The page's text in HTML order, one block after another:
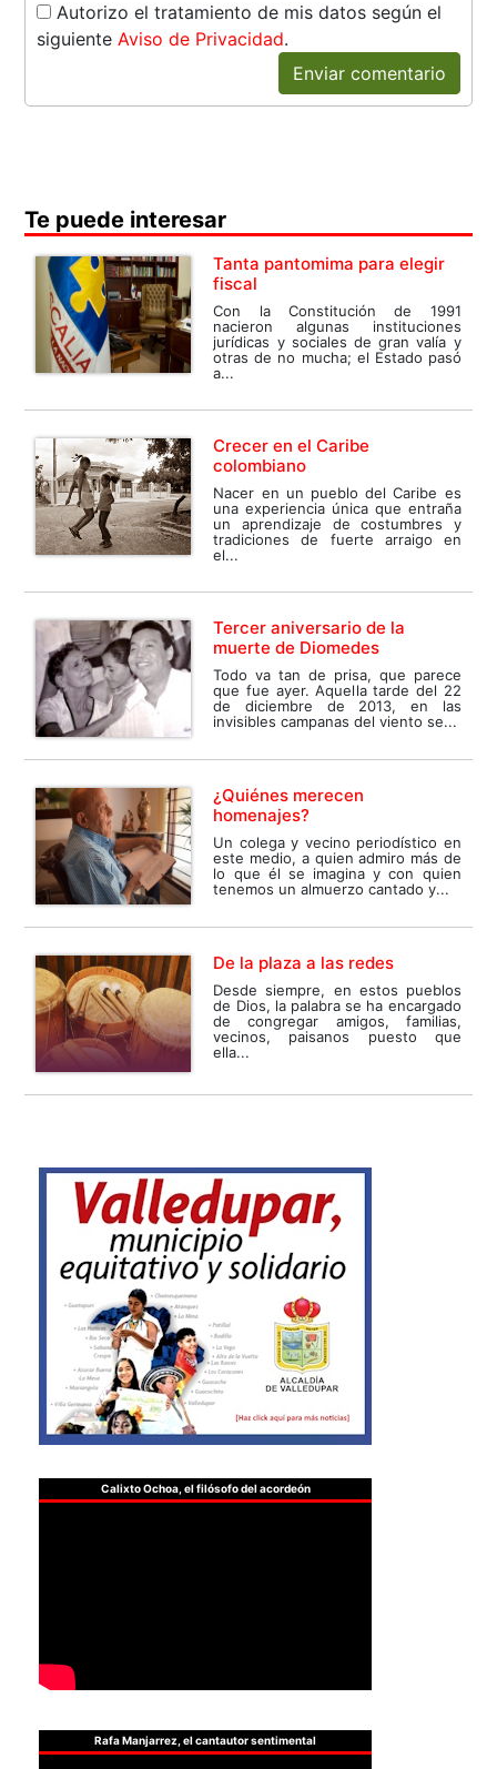
Autorizo el tratamiento de mis datos según el
siguienteAviso de Privacidad.
Enviar comentario
Te puede interesar
Tanta pantomima para elegir
fiscal
Con la Constitución de 1991
nacieron algunas instituciones
jurídicas y sociales de gran valía y
otras de no mucha; el Estado pasó
a...
Crecer en el Caribe
colombiano
Nacer en un pueblo del Caribe es
una experiencia única que entraña
un aprendizaje de costumbres y
tradiciones de fuerte arraigo en
el...
Tercer aniversario de la
muerte de Diomedes
Todo va tan de prisa, que parece
que fue ayer. Aquella tarde del 22
de diciembre de 2013, en las
invisibles campanas del viento se...
¿Quiénes merecen
homenajes?
Un colega y vecino periodístico en
este medio, a quien admiro más de
lo que él se imagina y con quien
tenemos un almuerzo cantado y...
De la plaza a las redes
Desde siempre, en estos pueblos
de Dios, la palabra se ha encargado
de congregar amigos, familias,
vecinos, paisanos puesto que
ella...
Calixto Ochoa, el filósofo del acordeón
Rafa Manjarrez, el cantautor sentimental